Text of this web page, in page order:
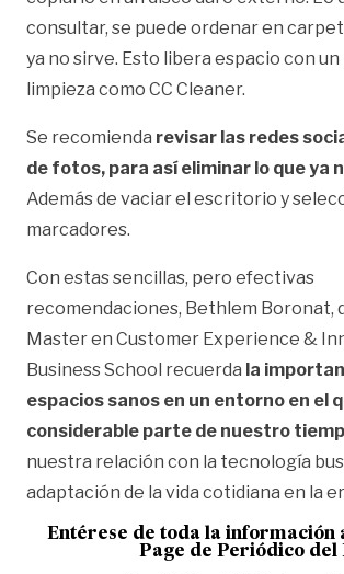
consultar, se puede ordenar en
ya no sirve. Esto libera espacio con
limpieza como CC Cleaner.
Se recomienda revisar las redes
de fotos, para así eliminar lo que ya
Además de vaciar el escritorio y
marcadores.
Con estas sencillas, pero efectivas
recomendaciones, Bethlem Boronat,
Master en Customer Experience &
Business School recuerda la
espacios sanos en un entorno en el
considerable parte de nuestro
nuestra relación con la tecnología
adaptación de la vida cotidiana en la
Entérese de toda la información
Page de Periódico del